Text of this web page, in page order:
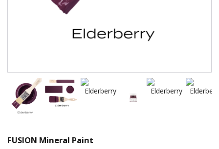
FUSION Mineral Paint